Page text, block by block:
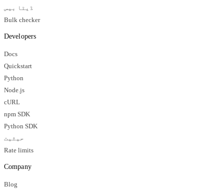
ڈیٹا بیس
Bulk checker
Developers
Docs
Quickstart
Python
Node.js
cURL
npm SDK
Python SDK
حیثیت
Rate limits
Company
Blog